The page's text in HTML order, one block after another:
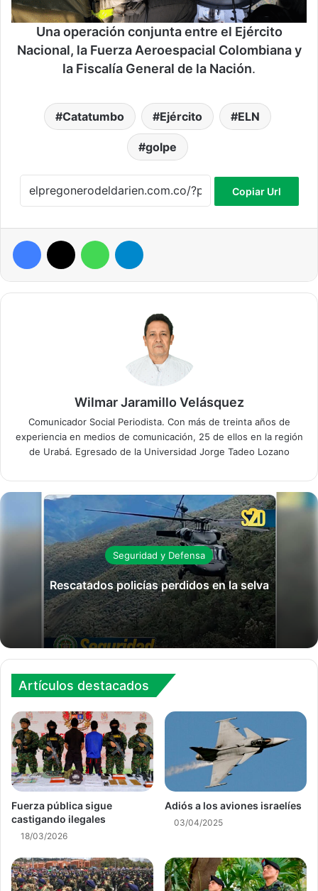
Una operación conjunta entre el Ejército
Nacional, la Fuerza Aeroespacial Colombiana y
la Fiscalía General de la Nación.
Catatumbo Ejército ELN
golpe
Copiar Url
Facebook WhatsApp
Wilmar Jaramillo Velásquez
Comunicador Social Periodista. Con más de treinta años de
experiencia en medios de comunicación, 25 de ellos en la región
de Urabá. Egresado de la Universidad Jorge Tadeo Lozano
Seguridad y Defensa
Rescatados policías perdidos en la selva
Artículos destacados
Fuerza pública sigue
castigando ilegales
18/03/2026
Adiós a los aviones israelíes
03/04/2025